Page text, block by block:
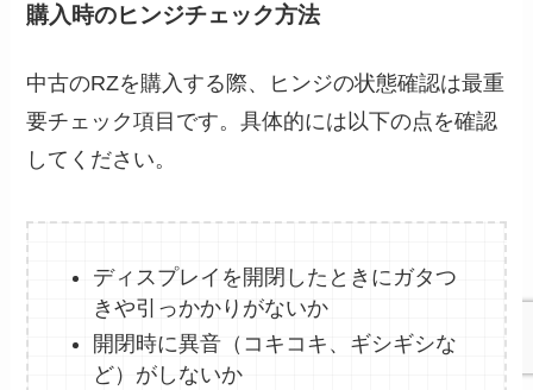
購入時のヒンジチェック方法
中古のRZを購入する際、ヒンジの状態確認は最重
要チェック項目です。具体的には以下の点を確認
してください。
ディスプレイを開閉したときにガタつ
きや引っかかりがないか
開閉時に異音（コキコキ、ギシギシな
ど）がしないか